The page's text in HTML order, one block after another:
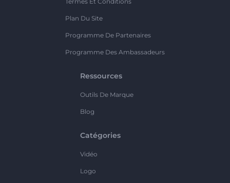
Plan Du Site
Programme De Partenaires
Programme Des Ambassadeurs
Ressources
Outils De Marque
Blog
Catégories
Vidéo
Logo